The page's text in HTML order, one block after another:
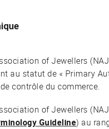
of Jewellers
au statut de « Primary
contrôle du commerce.
of Jewellers
Guideline) au